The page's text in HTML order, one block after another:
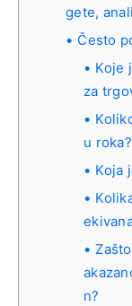
gete,
Često
Koje
za
u roka?
Koja
n?